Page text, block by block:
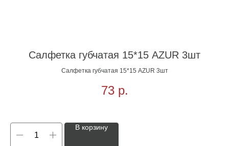
Салфетка губчатая 15*15 AZUR 3шт
Салфетка губчатая 15*15 AZUR 3шт
73 р.
В корзину